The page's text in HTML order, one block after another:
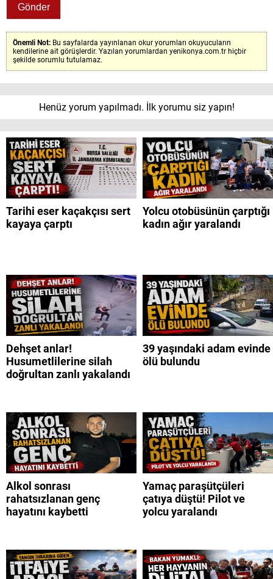
Önemli Not: Bu sayfalarda yayınlanan okur yorumları okuyucuların
kendilerine ait görüşlerdir. Yazılan yorumlardan yenikonya.com.tr hiçbir
şekilde sorumlu tutulamaz.
Henüz yorum yapılmadı. İlk yorumu siz yapın!
Tarihi eser kaçakçısı sert
kayaya çarptı
Yolcu otobüsünün çarptığı
kadın ağır yaralandı
Dehşet anlar!
Husumetlilerine silah
doğrultan zanlı yakalandı
39 yaşındaki adam evinde
ölü bulundu
Alkol sonrası
rahatsızlanan genç
hayatını kaybetti
Yamaç paraşütçüleri
çatıya düştü! Pilot ve
yolcu yaralandı